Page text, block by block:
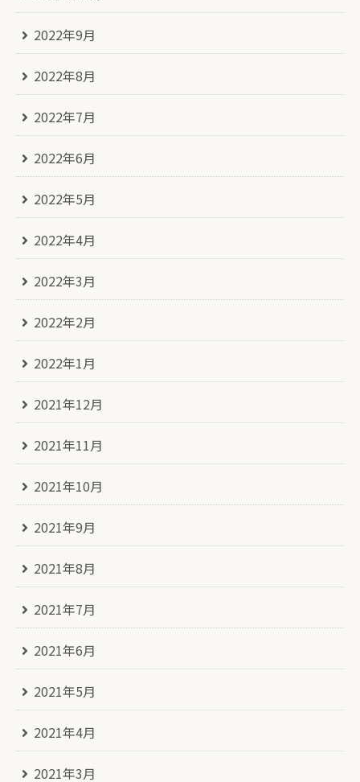
2022年9月
2022年8月
2022年7月
2022年6月
2022年5月
2022年4月
2022年3月
2022年2月
2022年1月
2021年12月
2021年11月
2021年10月
2021年9月
2021年8月
2021年7月
2021年6月
2021年5月
2021年4月
2021年3月